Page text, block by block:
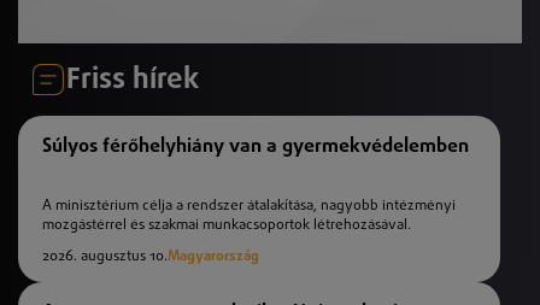
Friss hírek
Súlyos férőhelyhiány van a gyermekvédelemben
A minisztérium célja a rendszer átalakítása, nagyobb intézményi
mozgástérrel és szakmai munkacsoportok létrehozásával.
2026. augusztus 10.Magyarország